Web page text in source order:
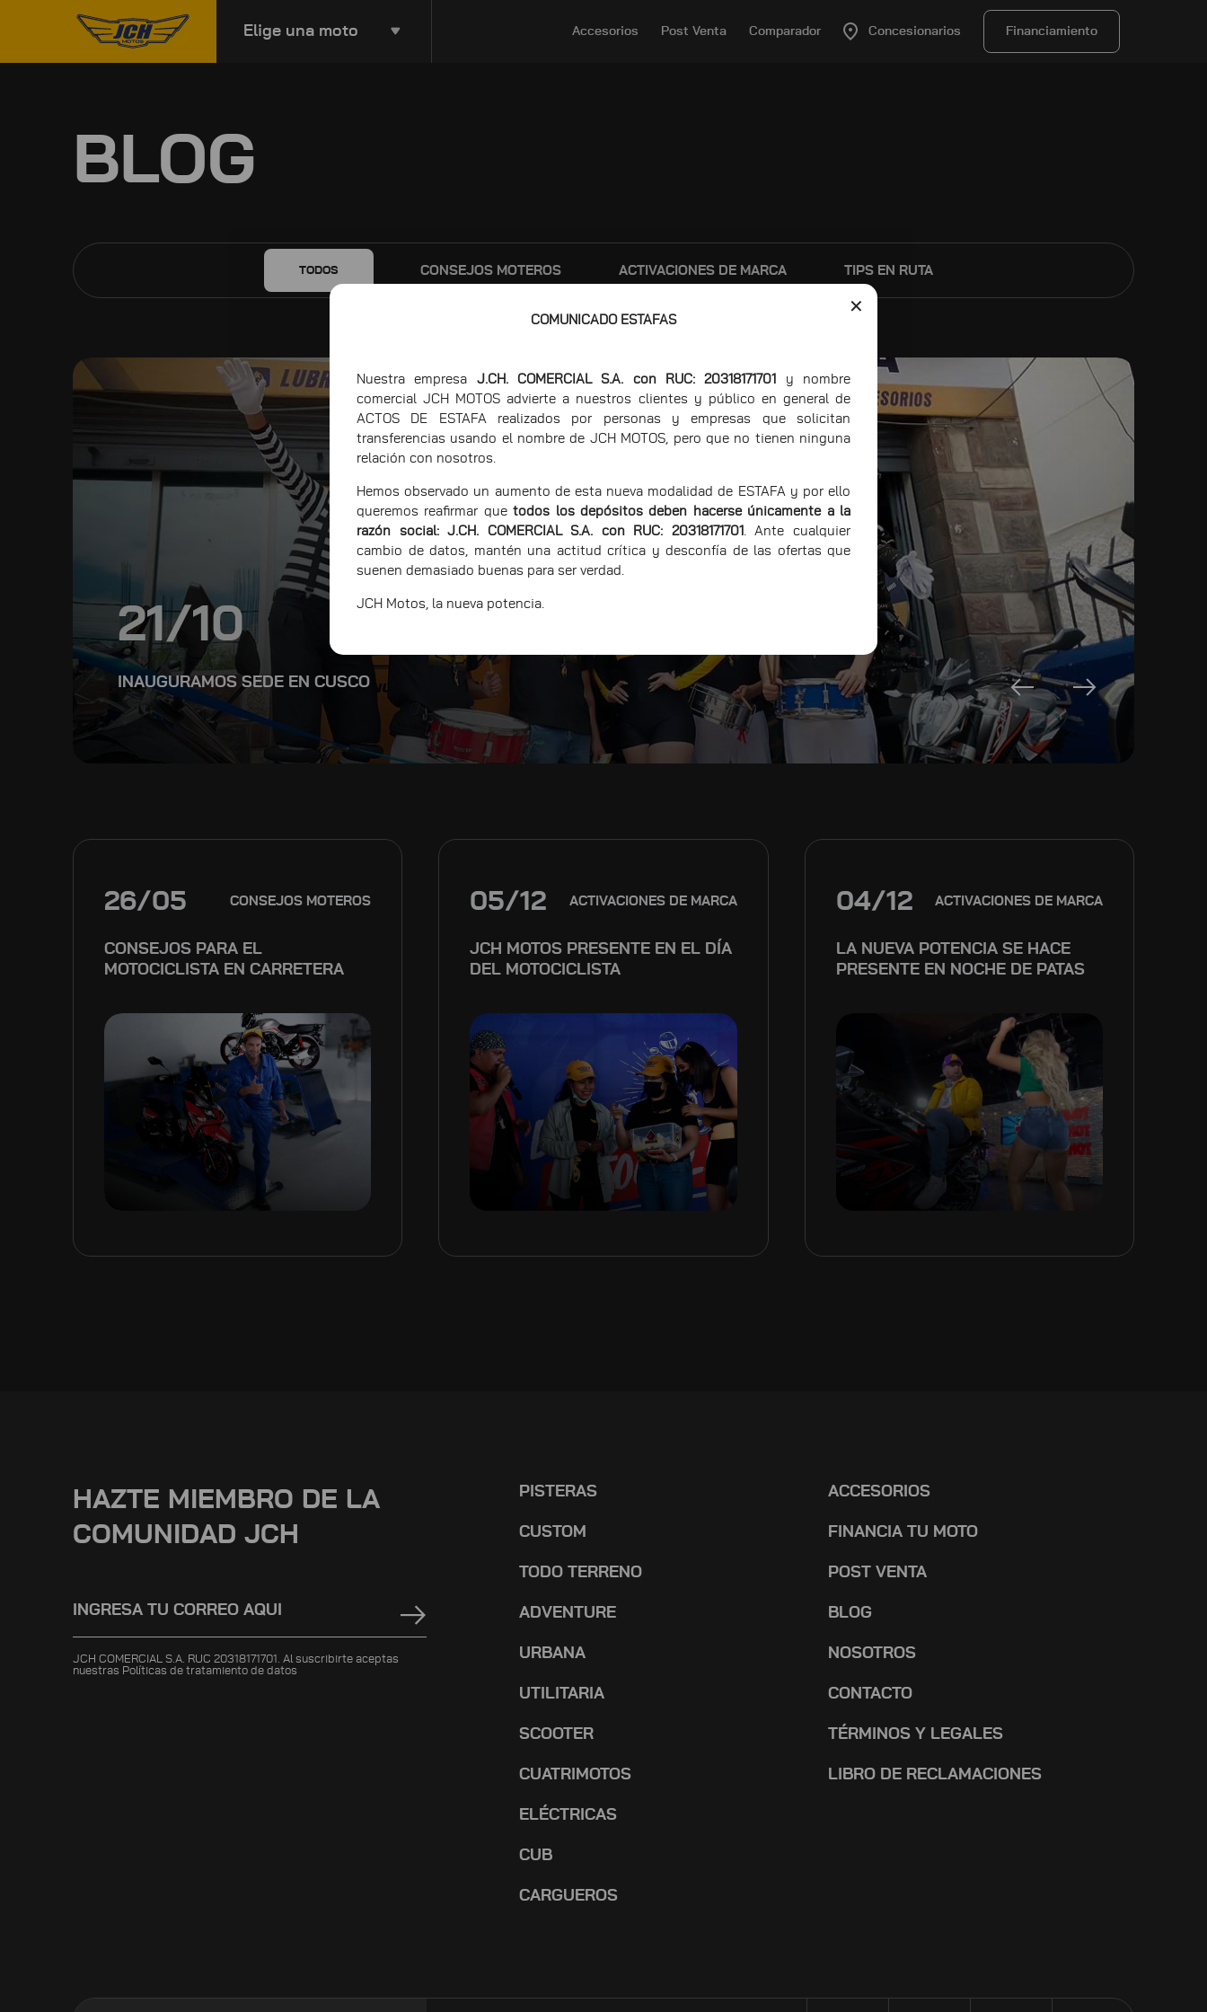
Elige una moto Accesorios Post Venta Comparador Concesionarios Financiamiento
✕
COMUNICADO ESTAFAS
Nuestra empresa J.CH. COMERCIAL S.A. con RUC: 20318171701
y nombre
comercial JCH MOTOS advierte a nuestros clientes y público en general de
ACTOS DE ESTAFA realizados por personas y empresas que solicitan
transferencias usando el nombre de JCH MOTOS, pero que no tienen ninguna
relación con nosotros.
Hemos observado un aumento de esta nueva modalidad de ESTAFA y por ello
queremos reafirmar quetodos los depósitos deben hacerse únicamente a la
razón social: J.CH. COMERCIAL S.A. con RUC: 20318171701 . Ante cualquier
cambio de datos, mantén una actitud crítica y desconfía de las ofertas que
suenen demasiado buenas para ser verdad.
JCH Motos, la nueva potencia.
BLOG
TODOS CONSEJOS MOTEROS ACTIVACIONES DE MARCA TIPS EN RUTA
21/10
INAUGURAMOS SEDE EN CUSCO
26/05 CONSEJOS MOTEROS
CONSEJOS PARA EL
MOTOCICLISTA EN CARRETERA
05/12 ACTIVACIONES DE MARCA
JCH MOTOS PRESENTE EN EL DÍA
DEL MOTOCICLISTA
04/12 ACTIVACIONES DE MARCA
LA NUEVA POTENCIA SE HACE
PRESENTE EN NOCHE DE PATAS
HAZTE MIEMBRO DE LA
COMUNIDAD JCH
JCH COMERCIAL S.A. RUC 20318171701. Al suscribirte aceptas
nuestras Políticas de tratamiento de datos
PISTERAS
CUSTOM
TODO TERRENO
ADVENTURE
URBANA
UTILITARIA
SCOOTER
CUATRIMOTOS
ELÉCTRICAS
CUB
CARGUEROS
ACCESORIOS
FINANCIA TU MOTO
POST VENTA
BLOG
NOSOTROS
CONTACTO
TÉRMINOS Y LEGALES
LIBRO DE RECLAMACIONES